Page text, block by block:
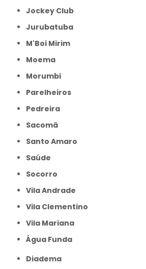
Jockey Club
Jurubatuba
M'Boi Mirim
Moema
Morumbi
Parelheiros
Pedreira
Sacomã
Santo Amaro
Saúde
Socorro
Vila Andrade
Vila Clementino
Vila Mariana
Água Funda
Diadema